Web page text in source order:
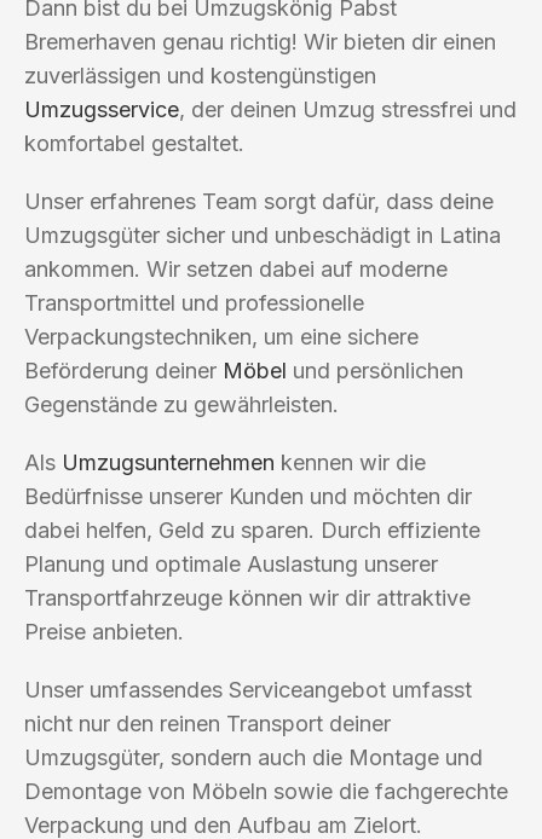
Dann bist du bei Umzugskönig Pabst
Bremerhaven genau richtig! Wir bieten dir einen
zuverlässigen und kostengünstigen
Umzugsservice, der deinen Umzug stressfrei und
komfortabel gestaltet.
Unser erfahrenes Team sorgt dafür, dass deine
Umzugsgüter sicher und unbeschädigt in Latina
ankommen. Wir setzen dabei auf moderne
Transportmittel und professionelle
Verpackungstechniken, um eine sichere
Beförderung deiner Möbel und persönlichen
Gegenstände zu gewährleisten.
Als Umzugsunternehmen kennen wir die
Bedürfnisse unserer Kunden und möchten dir
dabei helfen, Geld zu sparen. Durch effiziente
Planung und optimale Auslastung unserer
Transportfahrzeuge können wir dir attraktive
Preise anbieten.
Unser umfassendes Serviceangebot umfasst
nicht nur den reinen Transport deiner
Umzugsgüter, sondern auch die Montage und
Demontage von Möbeln sowie die fachgerechte
Verpackung und den Aufbau am Zielort.